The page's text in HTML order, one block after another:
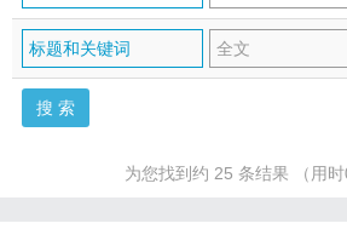
标题和关键词 全文
为您找到约 25 条结果 （用时